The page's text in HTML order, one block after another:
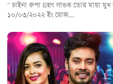
" চাইনা রুপা গ্রহণ লাগুক তোর মায়া
১০/০৩/২০২২ ইং রোজ...